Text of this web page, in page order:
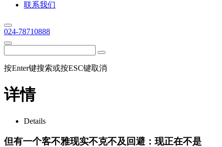
联系我们
024-78710888
按Enter键搜索或按ESC键取消
详情
Details
但有一个客不雅现实不克不及回避：现正在不是